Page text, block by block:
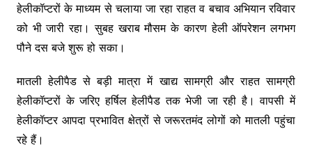
हेलीकॉप्टरों के माध्यम से चलाया जा रहा राहत व बचाव अभियान रविवार
को भी जारी रहा। सुबह खराब मौसम के कारण हेली ऑपरेशन लगभग
पौने दस बजे शुरू हो सका।
मातली हेलीपैड से बड़ी मात्रा में खाद्य सामग्री और राहत सामग्री
हेलीकॉप्टरों के जरिए हर्षिल हेलीपैड तक भेजी जा रही है। वापसी में
हेलीकॉप्टर आपदा प्रभावित क्षेत्रों से जरूरतमंद लोगों को मातली पहुंचा
रहे हैं।